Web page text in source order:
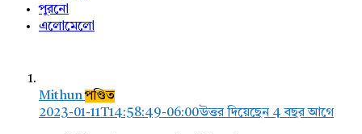
পুরনো
এলোমেলো
Mithunপণ্ডিত
2023-01-11T14:58:49-06:00উত্তর দিয়েছেন 4 বছর আগে